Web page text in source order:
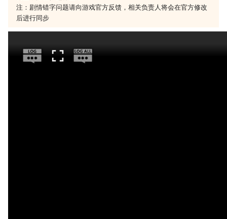
注：剧情错字问题请向游戏官方反馈，相关负责人将会在官方修改
后进行同步